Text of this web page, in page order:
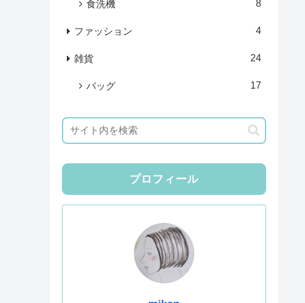
食洗機 8
ファッション 4
雑貨 24
バッグ 17
プロフィール